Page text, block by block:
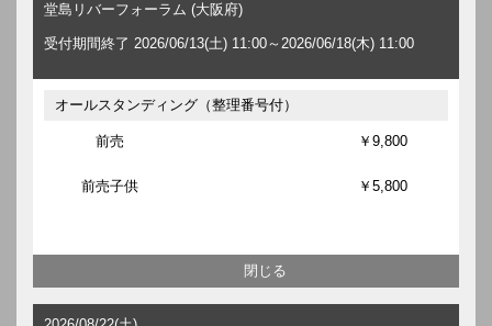
堂島リバーフォーラム (大阪府)
受付期間終了 2026/06/13(土) 11:00～2026/06/18(木) 11:00
オールスタンディング（整理番号付）
前売 ￥9,800
前売子供 ￥5,800